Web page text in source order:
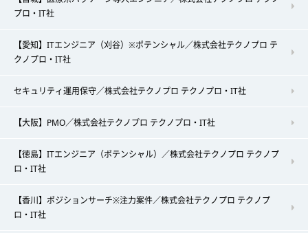
プロ・IT社
【愛知】ITエンジニア（刈谷）※ポテンシャル／株式会社テクノプロ テ
クノプロ・IT社
セキュリティ運用保守／株式会社テクノプロ テクノプロ・IT社
【大阪】PMO／株式会社テクノプロ テクノプロ・IT社
【徳島】ITエンジニア（ポテンシャル）／株式会社テクノプロ テクノプ
ロ・IT社
【香川】ポジションサーチ※注力案件／株式会社テクノプロ テクノプ
ロ・IT社